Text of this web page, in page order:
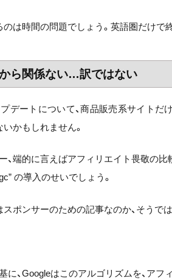
のは時間の問題でしょう。英語圏だけで
ら関係ない…訳ではない
デートについて、商品販売系サイトだ
かもしれません。
端的に言えばアフィリエイト畏敬の比
の導入のせいでしょう。
ポンサーのための記事なのか、そうで
に、Googleはこのアルゴリズムを、ア